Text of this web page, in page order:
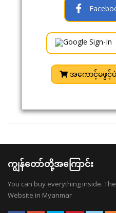
အကောင့်မဖွင့်
ကျွန်တော်တို့အကြောင်း
You can buy everything inside.
Website in Myanmar